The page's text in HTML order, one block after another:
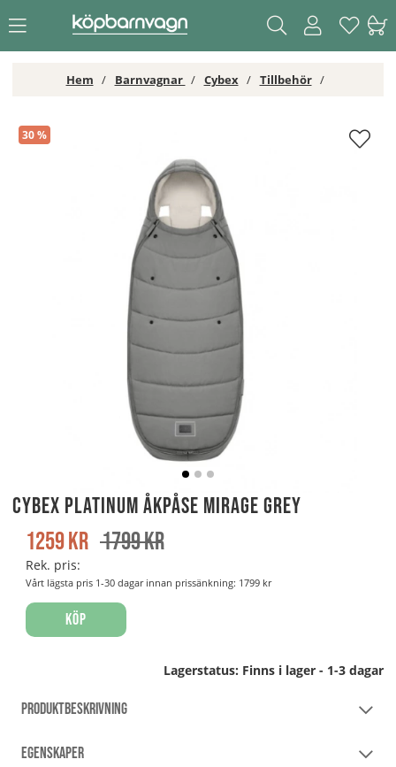
Hem Barnvagnar Cybex Tillbehör
30
Cybex Platinum Åkpåse Mirage Grey
Cybex Platinum Åkpåse Mirage Grey
1799kr
1259kr
Rek. pris:
Vårt lägsta pris 1-30 dagar innan prissänkning: 1799 kr
Köp
Lagerstatus: Finns i lager - 1-3 dagar
PRODUKTBESKRIVNING
EGENSKAPER